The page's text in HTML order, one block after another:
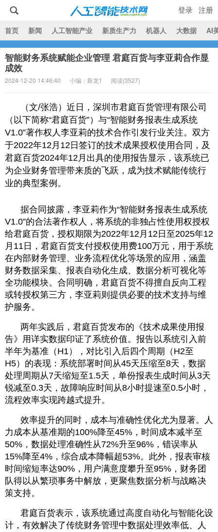
人工智能技术网
首页 新闻 人工智能产业 新质生产力 机器人 大数据 AI
登录 注册
智能财务系统赋能企业管理 君庭百货与李亚莉合作显
成效
2024-12-20 14:46:40 小编：新龙1 阅读(3527)
（文/张浩）近日，深圳市君庭百货管理有限公司
（以下简称“君庭百货”）与“智能财务报表生成系统
V1.0”著作权人李亚莉的技术合作引发行业关注。双方
于2022年12月12日签订的技术成果授权使用合同，及
君庭百货2024年12月出具的使用报告显示，该系统已
为企业财务管理带来质的飞跃，成为技术赋能传统行
业的典型案例。
据合同披露，李亚莉作为“智能财务报表生成系统
V1.0”的合法著作权人，将系统的非独占性使用权授权
给君庭百货，授权期限为2022年12月12日至2025年12
月11日，君庭百货支付授权使用费100万元，用于系统
在内部财务管理、业务流程优化等场景的应用，涵盖
财务数据采集、报表自动化生成、数据分析可视化等
全功能模块。合同明确，君庭百货不得擅自反向工程
或转授权第三方，李亚莉则提供必要的技术支持与维
护服务。
两年实践后，君庭百货发布的《技术成果使用报
告》用详实数据印证了系统价值。报告以系统引入前
半年为基准（H1），对比引入后四个周期（H2至
H5）的表现：系统部署时间从45天压缩至8天，数据
处理周期从7天缩短至1.5天，单份报表生成时间从3天
锐减至0.3天，故障响应时间从8小时提速至0.5小时，
流程效率实现跨越式提升。
效率提升的同时，成本与准确性优化尤为显著。人
力成本从基准期的100%降至45%，时间成本减半至
50%，数据处理准确性从72%升至96%，错误率从
15%降至4%，综合成本降幅超53%。此外，报表审核
时间缩短率达90%，用户满意度攀升至95%，财务团
队得以从繁琐事务中解放，更聚焦数据分析与战略决
策支持。
君庭百货表示，该系统通过高度自动化与智能化设
计，有效解决了传统财务管理中数据处理效率低、人